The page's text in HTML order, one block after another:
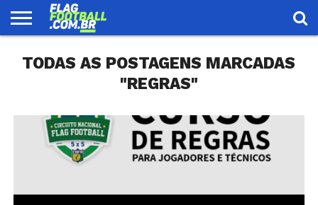
FOOTBALL
ENCONTRE
UMA
SELEÇÃO
BRASILEIRA
LOJA
TODAS AS POSTAGENS MARCADAS
"REGRAS"